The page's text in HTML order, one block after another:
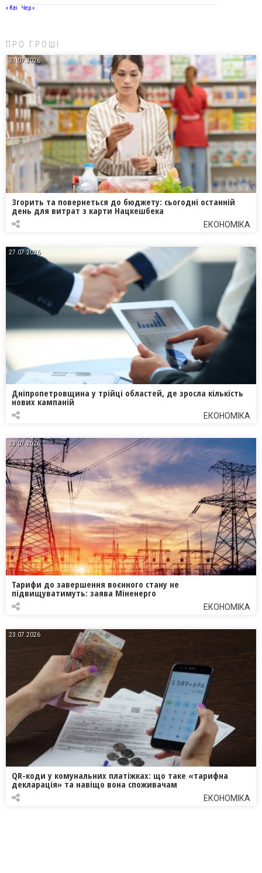
« Кві Чер »
ПРО ГРОШІ
31.07.2026
Згорить та повернеться до бюджету: сьогодні останній
день для витрат з карти Нацкешбека
ЕКОНОМІКА
27.07.2026
Дніпропетровщина у трійці областей, де зросла кількість
нових кампаній
ЕКОНОМІКА
23.07.2026
Тарифи до завершення воєнного стану не
підвищуватимуть: заява Міненерго
ЕКОНОМІКА
23.07.2026
QR-коди у комунальних платіжках: що таке «тарифна
декларація» та навіщо вона споживачам
ЕКОНОМІКА